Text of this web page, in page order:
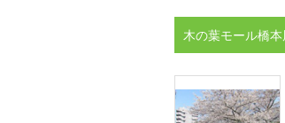
木の葉モール橋